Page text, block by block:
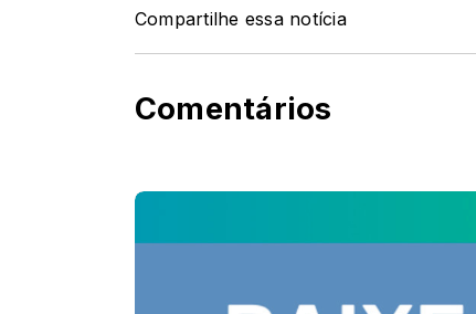
Compartilhe essa notícia
Comentários